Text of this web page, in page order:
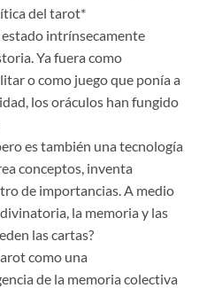
del tarot*
intrínsecamente
Ya fuera como
o como juego que ponía a
los oráculos han fungido
es también una tecnología
conceptos, inventa
de importancias. A medio
la memoria y las
las cartas?
como una
de la memoria colectiva